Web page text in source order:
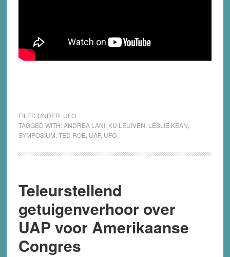
FILED UNDER: UFO
TAGGED WITH:ANDREA LANI, KU LEUIVEN LESLIE KEAN
SYMPOSIUM TED ROE UAP, UFO
Teleurstellend
getuigenverhoor over
UAP voor Amerikaanse
Congres